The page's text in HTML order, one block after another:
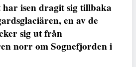
har isen dragit sig tillbaka
en av de
sig ut från
norr om Sognefjorden i